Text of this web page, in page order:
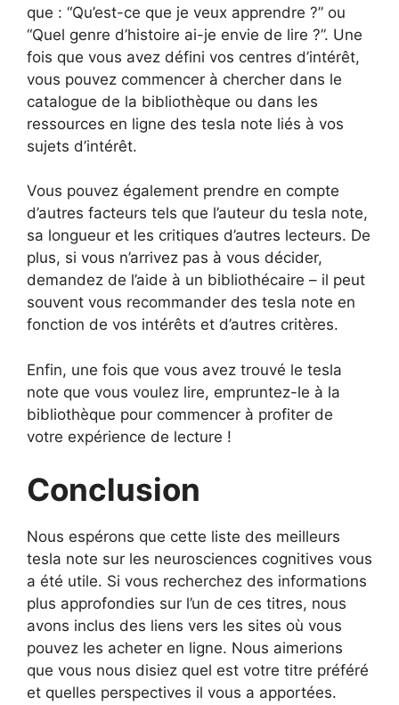
que : “Qu’est-ce que je veux apprendre ?” ou
“Quel genre d’histoire ai-je envie de lire ?”. Une
fois que vous avez défini vos centres d’intérêt,
vous pouvez commencer à chercher dans le
catalogue de la bibliothèque ou dans les
ressources en ligne des tesla note liés à vos
sujets d’intérêt.
Vous pouvez également prendre en compte
d’autres facteurs tels que l’auteur du tesla note,
sa longueur et les critiques d’autres lecteurs. De
plus, si vous n’arrivez pas à vous décider,
demandez de l’aide à un bibliothécaire – il peut
souvent vous recommander des tesla note en
fonction de vos intérêts et d’autres critères.
Enfin, une fois que vous avez trouvé le tesla
note que vous voulez lire, empruntez-le à la
bibliothèque pour commencer à profiter de
votre expérience de lecture !
Conclusion
Nous espérons que cette liste des meilleurs
tesla note sur les neurosciences cognitives vous
a été utile. Si vous recherchez des informations
plus approfondies sur l’un de ces titres, nous
avons inclus des liens vers les sites où vous
pouvez les acheter en ligne. Nous aimerions
que vous nous disiez quel est votre titre préféré
et quelles perspectives il vous a apportées.